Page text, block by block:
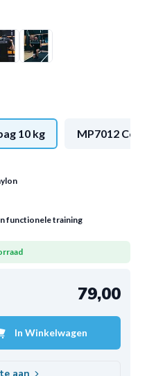
10 kg MP7012
functionele training
79,00
In Winkelwagen